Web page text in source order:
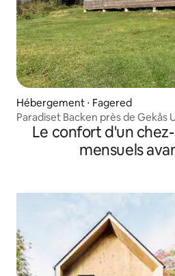
Hébergement ⋅ Fagered
Paradiset Backen près de Gekås
Le confort d'un
mensuels